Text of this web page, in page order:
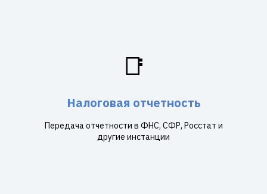
📑
Налоговая отчетность
Передача отчетности в ФНС, СФР, Росстат и
другие инстанции